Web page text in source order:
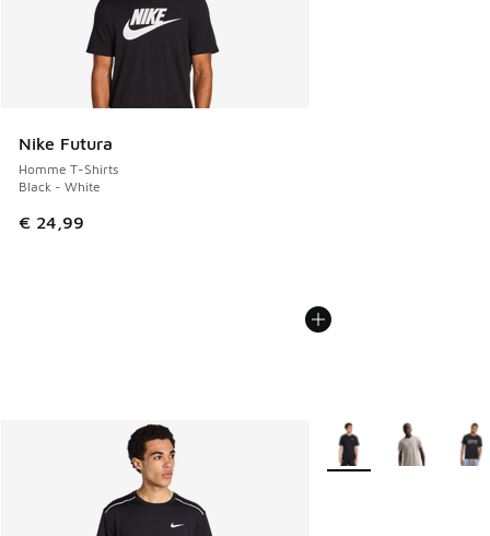
Nike Futura
Homme T-Shirts
Black - White
€ 24,99
Plus de couleurs